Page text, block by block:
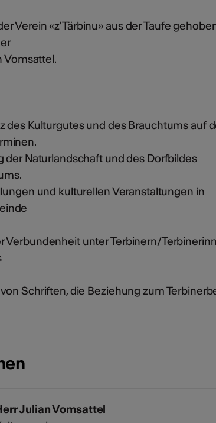
Verein «z'Tärbinu» aus der Taufe
Vomsattel.
des Kulturgutes und des Brauchtums auf
der Naturlandschaft und des Dorfbildes
und kulturellen Veranstaltungen in
Verbundenheit unter Terbinern/
Schriften, die Beziehung zum
Julian Vomsattel